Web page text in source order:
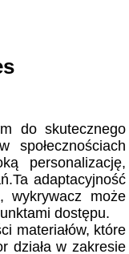
do skutecznego
personalizację,
adaptacyjność
wykrywacz może
dostępu.
materiałów, które
działa w zakresie